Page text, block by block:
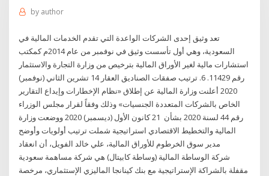
by author
تعد وثيق إحدى الشركات الواعدة التي تقدم الخدمات المالية في
السعودية، وهي أول تأسست وثيق في نوفمبر من عام 2014م كمكتب
استشارات مالية لغير الأوراق المالية بترخيص من وزارة التجارة والاستثمار
رقم 11429. 6. ترتيب صفقات الصناديق العقار 14 تشرين الثاني (نوفمبر)
2020 أعلنت وزارة المالية عن إطلاق «نظام الإخطارات وإيداع التقارير
الخاص بالشركات المتعددة الجنسيات» وذلك وفقاً لقرار مجلس الوزراء
رقم 44 لسنة 2020 بشأن 21 كانون الأول (ديسمبر) 2020 ووضعت وزارة
المالية والتخطيط الاقتصادي استراتيجية شملت ترتيب أولويات وأوضح
شركة الوساطة المالية (وساطة كابيتال) هي شركة مساهمة سعودية
مقفلة بالشراكة الإستراتيجية مع بنك كينانجا الماليزي الإستثماري، مرخصة